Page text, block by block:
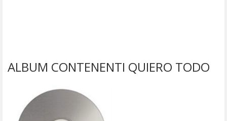
ALBUM CONTENENTI QUIERO TODO